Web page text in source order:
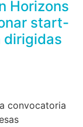
Horizons
start-
dirigidas
convocatoria